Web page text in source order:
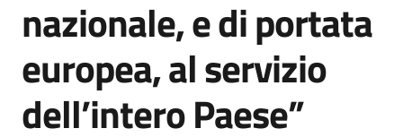
nazionale, e di portata
europea, al servizio
dell’intero Paese”